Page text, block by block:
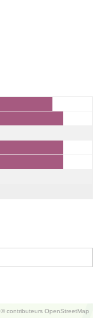
© contributeurs OpenStreetMap